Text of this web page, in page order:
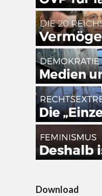
Download